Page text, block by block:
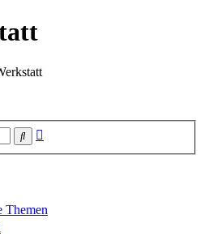
Suche
Themen